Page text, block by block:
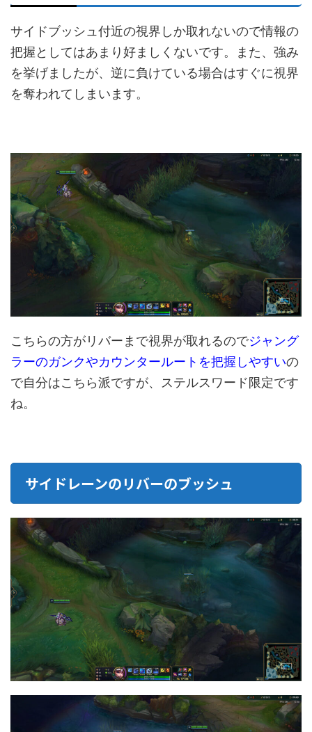
サイドブッシュ付近の視界しか取れないので情報の
把握としてはあまり好ましくないです。また、強み
を挙げましたが、逆に負けている場合はすぐに視界
を奪われてしまいます。
こちらの方がリバーまで視界が取れるのでジャング
ラーのガンクやカウンタールートを把握しやすいの
で自分はこちら派ですが、ステルスワード限定です
ね。
サイドレーンのリバーのブッシュ